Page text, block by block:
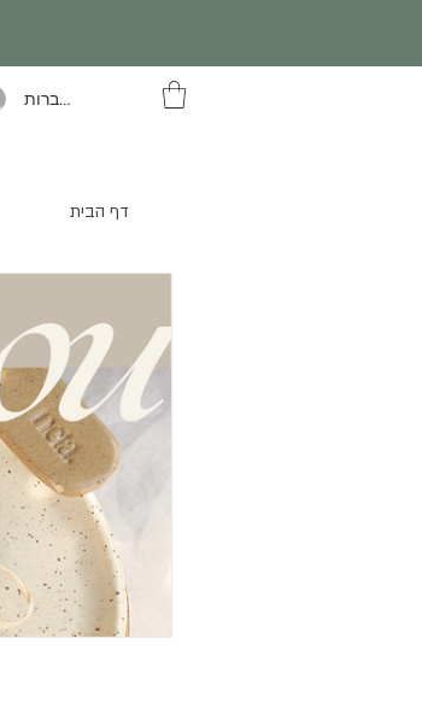
להתחברות
דף הבית